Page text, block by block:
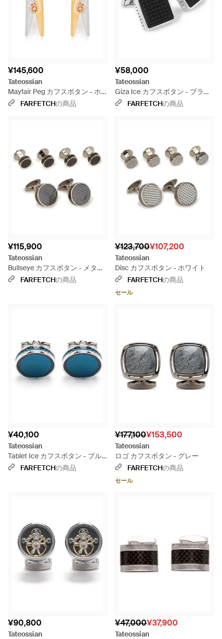
¥145,600
Tateossian
Mayfair Peg カフスボタン - ホ
ワイトFARFETCHの商品
¥58,000
Tateossian
Giza Ice カフスボタン - ブラッ
ク
FARFETCHの商品
¥115,900
Tateossian
Bullseye カフスボタン - メタリ
ックFARFETCHの商品
¥123,700¥107,200
Tateossian
Disc カフスボタン - ホワイト
FARFETCHの商品
セール
¥40,100
Tateossian
Tablet Ice カフスボタン - ブル
ー
FARFETCHの商品
¥177,100¥153,500
Tateossian
ロゴ カフスボタン - グレー
FARFETCHの商品
セール
¥90,800
Tateossian
¥47,000¥37,900
Tateossian